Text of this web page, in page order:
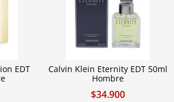
EDT
Calvin Klein Eternity EDT 50ml
Hombre
$34.900